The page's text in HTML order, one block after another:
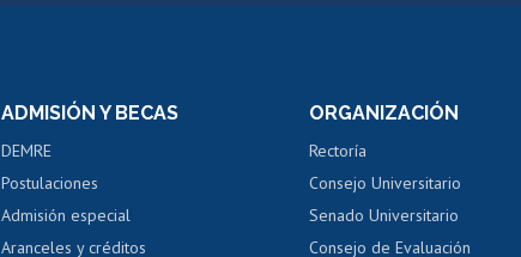
Servicio médico y dental
Pago de arancel y crédito alumnos
Pago de arancel y crédito exalumnos
Perfeccionamiento
Evaluación docente
Calificación académica
Postulación al AUCAI
ADMISIÓN Y BECAS
DEMRE
Postulaciones
Admisión especial
Aranceles y créditos
ORGANIZACIÓN
Rectoría
Consejo Universitario
Senado Universitario
Consejo de Evaluación